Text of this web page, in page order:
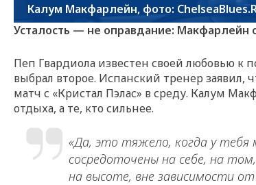
Калум Макфарлейн, фото:
Усталость — не оправдание: Макфарлейн
Пеп Гвардиола известен своей любовью к
выбрал второе. Испанский тренер заявил,
матч с «Кристал Пэлас» в среду. Калум
отдыха, а те, кто сильнее.
«Да, это тяжело, когда у
сосредоточены на себе, на
на высоте, вне зависимости